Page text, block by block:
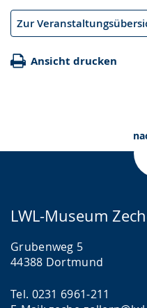
Zur
Ansicht drucken
LWL-Museum
Grubenweg 5
44388 Dortmund
Tel. 0231 6961-211